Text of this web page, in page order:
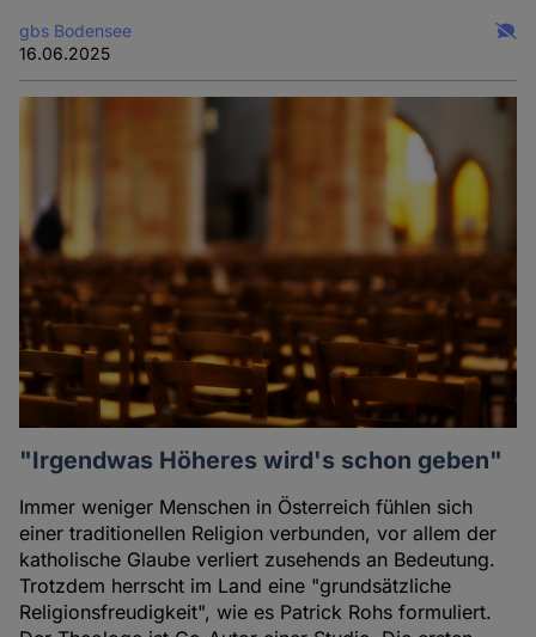
gbs Bodensee
16.06.2025
"Irgendwas Höheres wird's schon geben"
Immer weniger Menschen in Österreich fühlen sich
einer traditionellen Religion verbunden, vor allem der
katholische Glaube verliert zusehends an Bedeutung.
Trotzdem herrscht im Land eine "grundsätzliche
Religionsfreudigkeit", wie es Patrick Rohs formuliert.